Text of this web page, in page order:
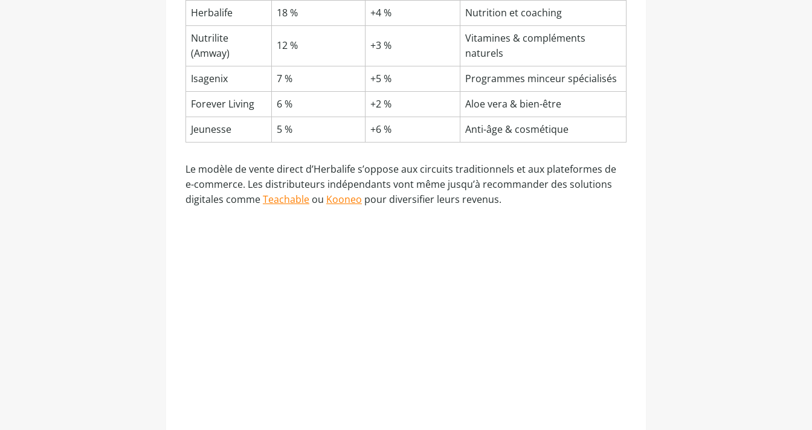
Herbalife 18 % +4 %
Nutrition et coaching
Nutrilite
(Amway)
12 % +3 %
Vitamines & compléments
naturels
Isagenix
7 % +5 %
Programmes minceur spécialisés
Forever Living
6 % +2 %
Aloe vera & bien-être
Jeunesse
5 % +6 % Anti-âge & cosmétique
Le modèle de vente direct d’Herbalife s’oppose aux circuits traditionnels et aux plateformes de
e-commerce. Les distributeurs indépendants vont même jusqu’à recommander des solutions
digitales commeTeachable ou Kooneo pour diversifier leurs revenus.